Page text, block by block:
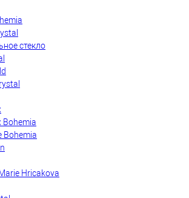
стекло
Bohemia
Bohemia
Hricakova